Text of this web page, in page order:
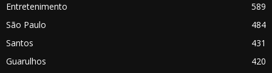
Entretenimento
589
São Paulo
484
Santos
431
Guarulhos
420